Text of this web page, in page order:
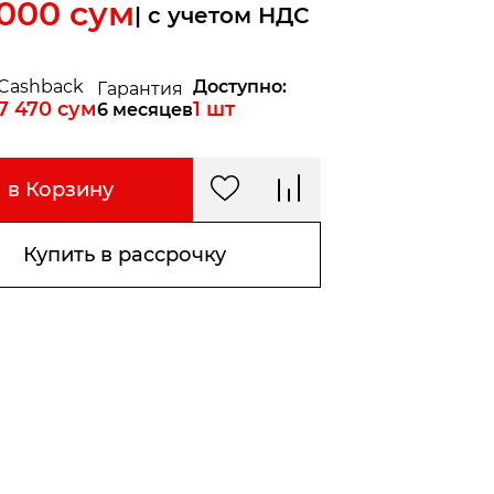
сум| c учетом НДС
470 сум
Гарантия
6 месяцев
Доступно:
1 шт
в Корзину
Купить в рассрочку